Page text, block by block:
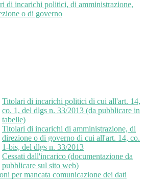
di incarichi politici, di amministrazione,
o di governo
Titolari di incarichi politici di cui all'art. 14,
co. 1, del dlgs n. 33/2013 (da pubblicare in
tabelle)
Titolari di incarichi di amministrazione, di
direzione o di governo di cui all'art. 14, co.
1-bis, del dlgs n. 33/2013
Cessati dall'incarico (documentazione da
pubblicare sul sito web)
per mancata comunicazione dei dati